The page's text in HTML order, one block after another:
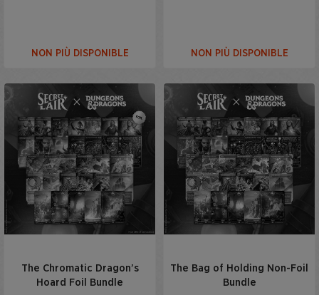
NON PIÙ DISPONIBLE NON PIÙ DISPONIBLE
The Chromatic Dragon’s
Hoard Foil Bundle
The Bag of Holding Non-Foil
Bundle